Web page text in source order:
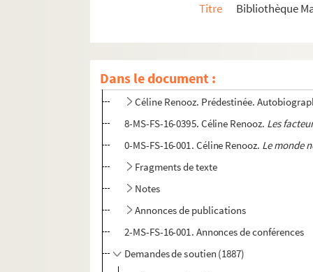
Titre
Bibliothèque
Dans le document :
Écrits et conférences
Céline Renooz. Prédestinée.
8-MS-FS-16-0395. Céline Renooz. Les
0-MS-FS-16-001. Céline Renooz. Le monde
Fragments de texte
Notes
Annonces de publications
2-MS-FS-16-001. Annonces de conférences
Demandes de soutien (1887)